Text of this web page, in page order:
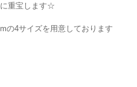
重宝します☆
の4サイズを用意しております